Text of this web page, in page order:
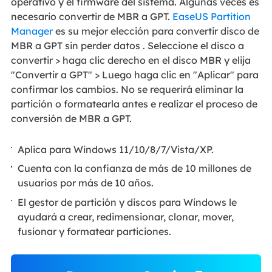
necesario convertir de MBR a GPT. EaseUS Partition
Manageres su mejor elección para convertir disco de
MBR a GPT sin perder datos . Seleccione el disco a
convertir > haga clic derecho en el disco MBR y elija
"Convertir a GPT" > Luego haga clic en "Aplicar" para
confirmar los cambios. No se requerirá eliminar la
partición o formatearla antes e realizar el proceso de
conversión de MBR a GPT.
Aplica para Windows 11/10/8/7/Vista/XP.
Cuenta con la confianza de más de 10 millones de
usuarios por más de 10 años.
El gestor de partición y discos para Windows le
ayudará a crear, redimensionar, clonar, mover,
fusionar y formatear particiones.